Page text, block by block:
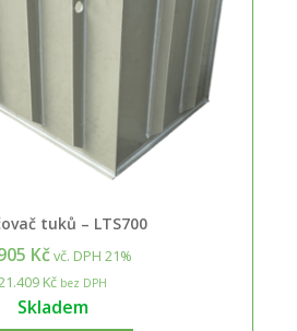
tuků – LTS700
Kčvč. DPH 21%
Kč bez DPH
Skladem